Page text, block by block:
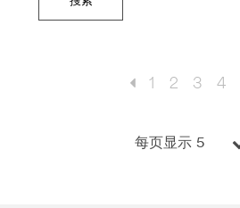
字
每页显示 5
1 2 3 4